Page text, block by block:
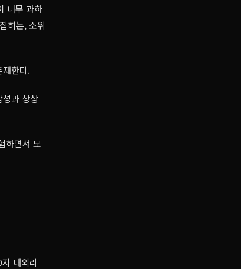
너무 과하
히는, 소위
한다.
성과 상상
하면서 모
내외라